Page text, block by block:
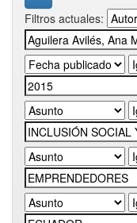
Filtros actuales: